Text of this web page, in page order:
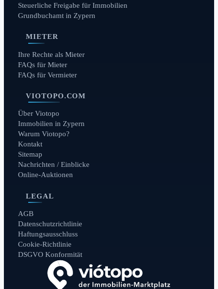
Steuerliche Freigabe für Immobilien
Grundbuchamt in Zypern
MIETER
Ihre Rechte als Mieter
FAQs für Mieter
FAQs für Vermieter
VIOTOPO.COM
Über Viotopo
Immobilien in Zypern
Warum Viotopo?
Kontakt
Sitemap
Nachrichten / Einblicke
Online-Auktionen
LEGAL
AGB
Datenschutzrichtlinie
Haftungsausschluss
Cookie-Richtlinie
DSGVO Konformität